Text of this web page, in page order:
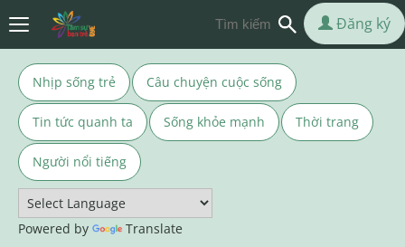
Nhịp sống trẻ Câu chuyện cuộc sống
Tin tức quanh ta Sống khỏe mạnh Thời trang
Người nổi tiếng
Powered by Translate
Đăng ký